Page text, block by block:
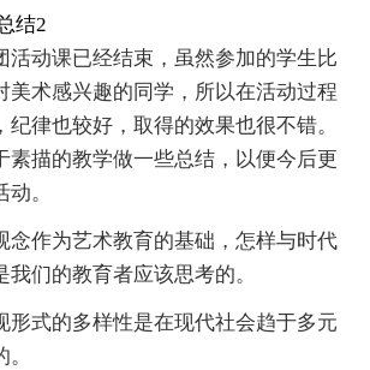
结2
活动课已经结束，虽然参加的学生比
美术感兴趣的同学，所以在活动过程
纪律也较好，取得的效果也很不错。
素描的教学做一些总结，以便今后更
。
念作为艺术教育的基础，怎样与时代
们的教育者应该思考的。
形式的多样性是在现代社会趋于多元